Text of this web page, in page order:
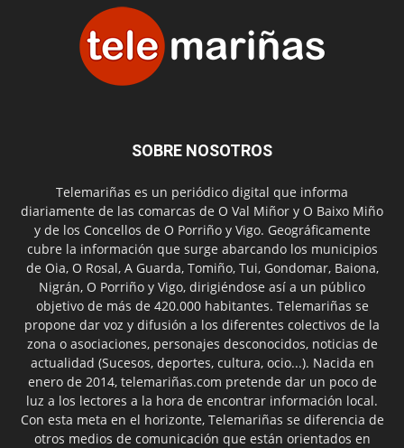
SOBRE NOSOTROS
Telemariñas es un periódico digital que informa
diariamente de las comarcas de O Val Miñor y O Baixo Miño
y de los Concellos de O Porriño y Vigo. Geográficamente
cubre la información que surge abarcando los municipios
de Oia, O Rosal, A Guarda, Tomiño, Tui, Gondomar, Baiona,
Nigrán, O Porriño y Vigo, dirigiéndose así a un público
objetivo de más de 420.000 habitantes. Telemariñas se
propone dar voz y difusión a los diferentes colectivos de la
zona o asociaciones, personajes desconocidos, noticias de
actualidad (Sucesos, deportes, cultura, ocio...). Nacida en
enero de 2014, telemariñas.com pretende dar un poco de
luz a los lectores a la hora de encontrar información local.
Con esta meta en el horizonte, Telemariñas se diferencia de
otros medios de comunicación que están orientados en